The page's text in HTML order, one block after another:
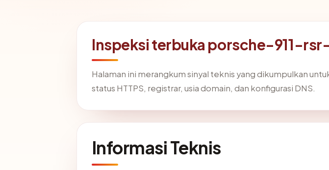
Inspeksi terbuka porsche-911-
Halaman ini merangkum sinyal teknis yang dikumpulkan
status HTTPS, registrar, usia domain, dan konfigurasi DNS.
Informasi Teknis